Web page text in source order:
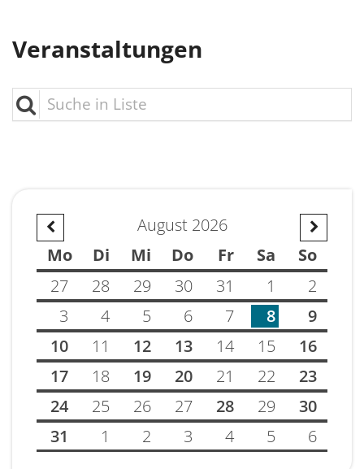
Veranstaltungen
Suche in Liste
Vorherige Seite August 2026 Nächste
Mo Di Mi Do Fr Sa
So
27
28 29 30 31 1
2
3
4 5 6 7 8
9
10
11 12 13 14 15
16
17
18 19 20 21 22
23
24
25 26 27 28 29
30
31
1 2 3 4 5 6